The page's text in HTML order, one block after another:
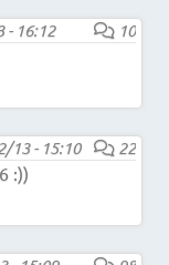
- 16:12
10
13 - 15:10
22
:))